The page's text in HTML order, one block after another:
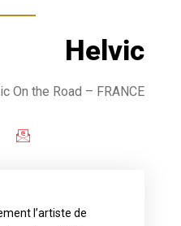
Helvic
On the Road – FRANCE
l’artiste de